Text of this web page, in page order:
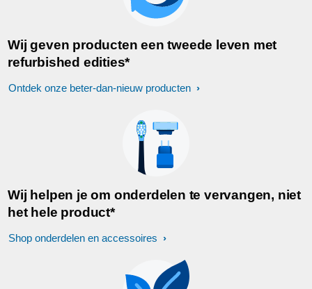
Wij geven producten een tweede leven met
refurbished edities*
Ontdek onze beter-dan-nieuw producten
Wij helpen je om onderdelen te vervangen, niet
het hele product*
Shop onderdelen en accessoires